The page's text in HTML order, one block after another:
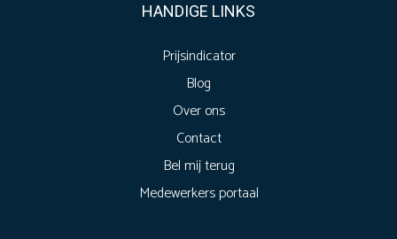
HANDIGE LINKS
Prijsindicator
Blog
Over ons
Contact
Bel mij terug
Medewerkers portaal